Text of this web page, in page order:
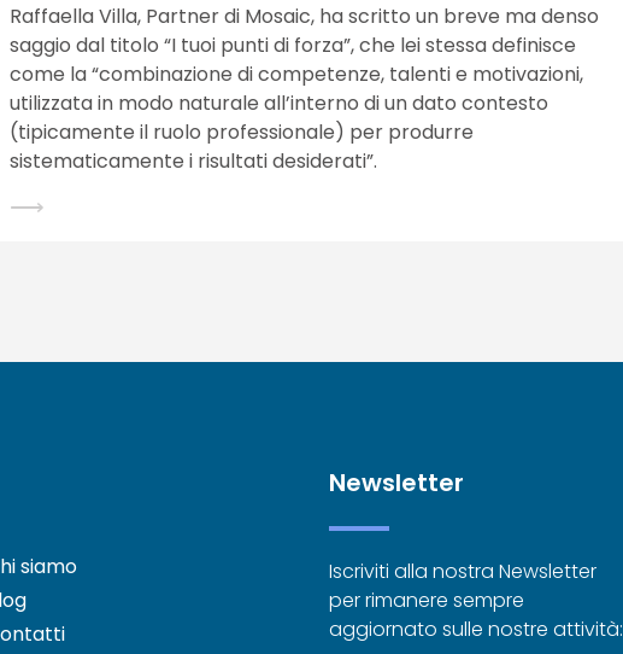
Raffaella Villa, Partner di Mosaic, ha scritto un breve ma denso
saggio dal titolo “I tuoi punti di forza”, che lei stessa definisce
come la “combinazione di competenze, talenti e motivazioni,
utilizzata in modo naturale all’interno di un dato contesto
(tipicamente il ruolo professionale) per produrre
sistematicamente i risultati desiderati”.
⟶
siamo
Newsletter
Iscriviti alla nostra Newsletter
per rimanere sempre
aggiornato sulle nostre attività: